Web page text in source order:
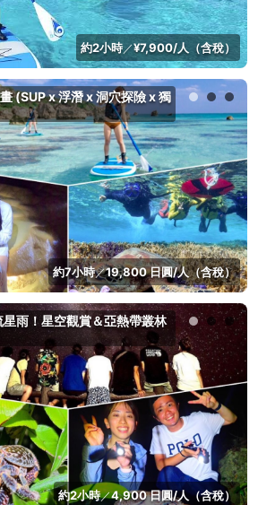
約2小時／¥7,900/人（含稅）
(SUP x 浮潛 x 洞穴探險 x 獨
約7小時／19,800 日圓/人（含稅）
星雨！星空觀賞＆亞熱帶叢林
約2小時／4,900 日圓/人（含稅）